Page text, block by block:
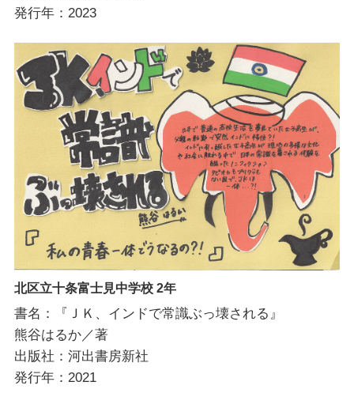
発行年：2023
北区立十条富士見中学校 2年
書名：『ＪＫ、インドで常識ぶっ壊される』
熊谷はるか／著
出版社：河出書房新社
発行年：2021